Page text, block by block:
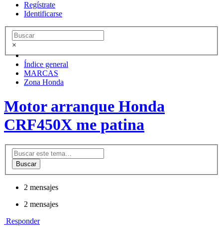
Regístrate
Identificarse
×
Índice general
MARCAS
Zona Honda
Motor arranque Honda
CRF450X me patina
Buscar
2 mensajes
2 mensajes
Responder